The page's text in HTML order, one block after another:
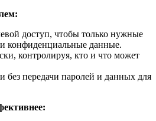
доступ, чтобы только нужные
конфиденциальные данные.
контролируя, кто и что может
без передачи паролей и данных для